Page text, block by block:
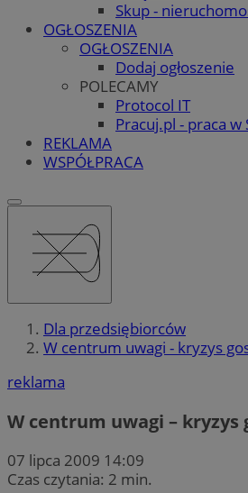
Skup -
OGŁOSZENIA
OGŁOSZENIA
Dodaj ogłoszenie
POLECAMY
Protocol IT
Pracuj.pl - praca w
REKLAMA
WSPÓŁPRACA
Dla przedsiębiorców
W centrum uwagi - kryzys
reklama
W centrum uwagi – kryzys
07 lipca 2009 14:09
Czas czytania: 2 min.